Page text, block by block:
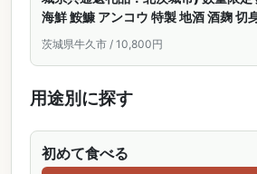
海鮮 鮟鱇 アンコウ 特製 地酒 酒麹 切
どぶ汁 冬
茨城県牛久市 / 10,800円
用途別に探す
初めて食べる